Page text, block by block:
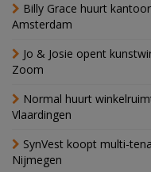
Billy Grace huurt
Amsterdam
Jo & Josie opent
Zoom
Normal huurt
Vlaardingen
SynVest koopt multi-
Nijmegen